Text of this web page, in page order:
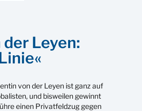
Leyen:
von der Leyen ist ganz auf
und bisweilen gewinnt
einen Privatfeldzug gegen